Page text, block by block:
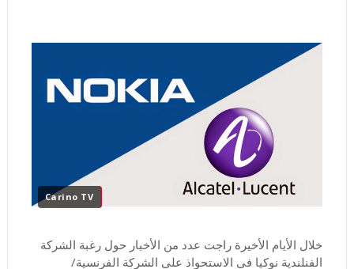
Carino TV
خلال الأيام الأخيرة راجت عدد من الأخبار حول رغبة الشركة
الفنلندية نوكيا في الاستحواذ على الشركة الفرنسية/